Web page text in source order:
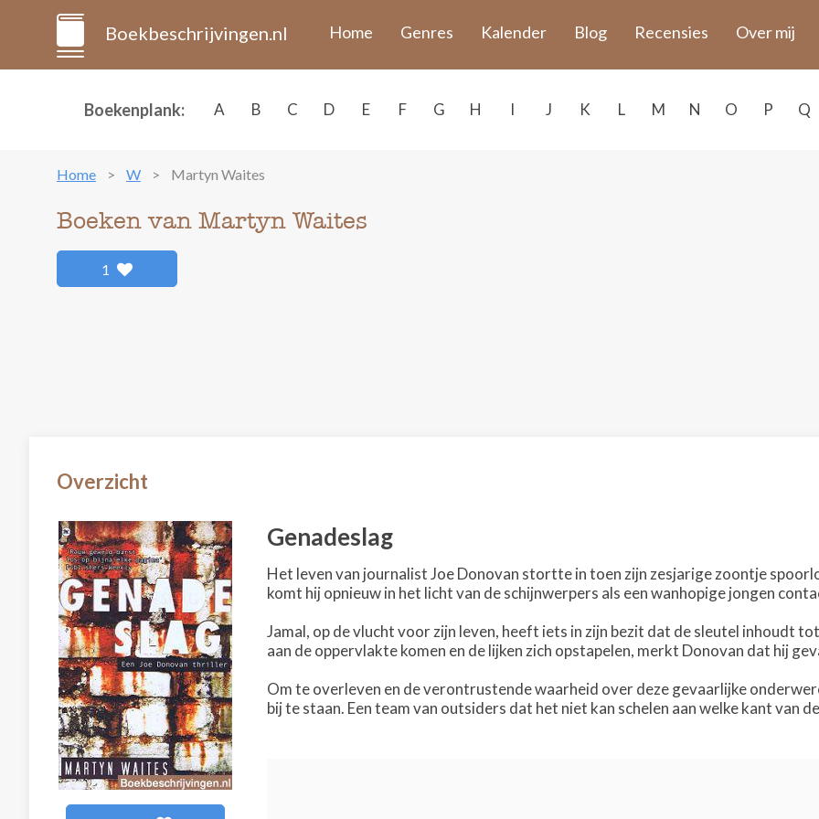
Boekbeschrijvingen.nl Home Genres Kalender Blog Recensies Over mij
Boekenplank: A B C D E F G H I J K L M N O P Q
Home W Martyn Waites
Boeken van Martyn Waites
1
Overzicht
Genadeslag
Het leven van journalist Joe Donovan stortte in toen zijn zesjarige zoontje
komt hij opnieuw in het licht van de schijnwerpers als een wanhopige jongen
Jamal, op de vlucht voor zijn leven, heeft iets in zijn bezit dat de sleutel inhoudt
aan de oppervlakte komen en de lijken zich opstapelen, merkt Donovan dat hij
Om te overleven en de verontrustende waarheid over deze gevaarlijke
bij te staan. Een team van outsiders dat het niet kan schelen aan welke kant van